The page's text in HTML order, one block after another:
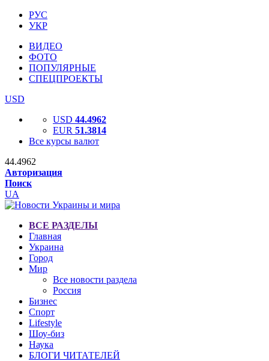
РУС
УКР
ВИДЕО
ФОТО
ПОПУЛЯРНЫЕ
СПЕЦПРОЕКТЫ
USD
USD 44.4962
EUR 51.3814
Все курсы валют
44.4962
Авторизация
Поиск
UA
ВСЕ РАЗДЕЛЫ
Главная
Украина
Город
Мир
Все новости раздела
Россия
Бизнес
Спорт
Lifestyle
Шоу-биз
Наука
БЛОГИ ЧИТАТЕЛЕЙ